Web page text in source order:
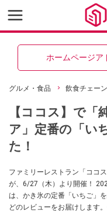
ホームページア
グルメ・食品 飲食チェー
【ココス】で「
ア」定番の「い
た！
ファミリーレストラン「ココ
が、6/27（木）より開催！
は、かき氷の定番「いちご」
どのレビューをお届けします